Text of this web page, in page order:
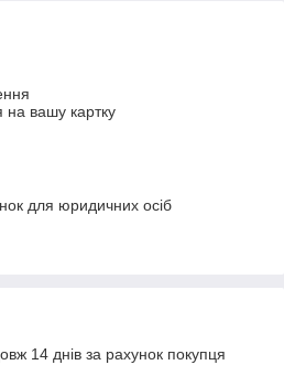
на вашу картку
для юридичних осіб
14 днів за рахунок покупця